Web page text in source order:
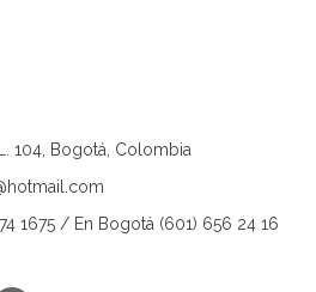
104, Bogotá, Colombia
1675 / En Bogotá (601) 656 24 16